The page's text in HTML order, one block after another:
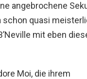
angebrochene
schon quasi
mit eben
Moi, die ihrem